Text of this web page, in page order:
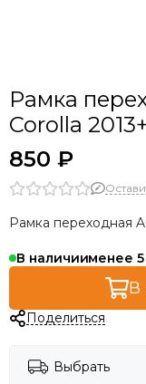
Toyota
UAZ
Универсальные
Рамка
Corolla
850 ₽
Рамка переходная
В наличиименее 5
В
Поделиться
Выбрать